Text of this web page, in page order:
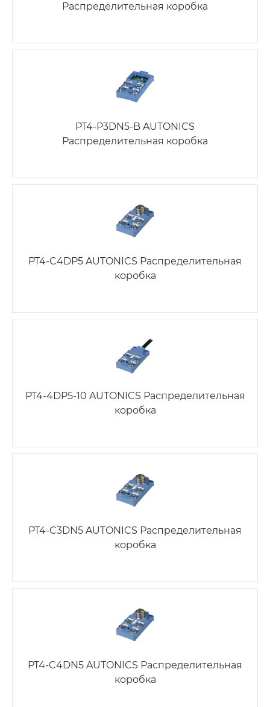
Распределительная коробка
PT4-P3DN5-B AUTONICS
Распределительная коробка
PT4-C4DP5 AUTONICS Распределительная
коробка
PT4-4DP5-10 AUTONICS Распределительная
коробка
PT4-C3DN5 AUTONICS Распределительная
коробка
PT4-C4DN5 AUTONICS Распределительная
коробка